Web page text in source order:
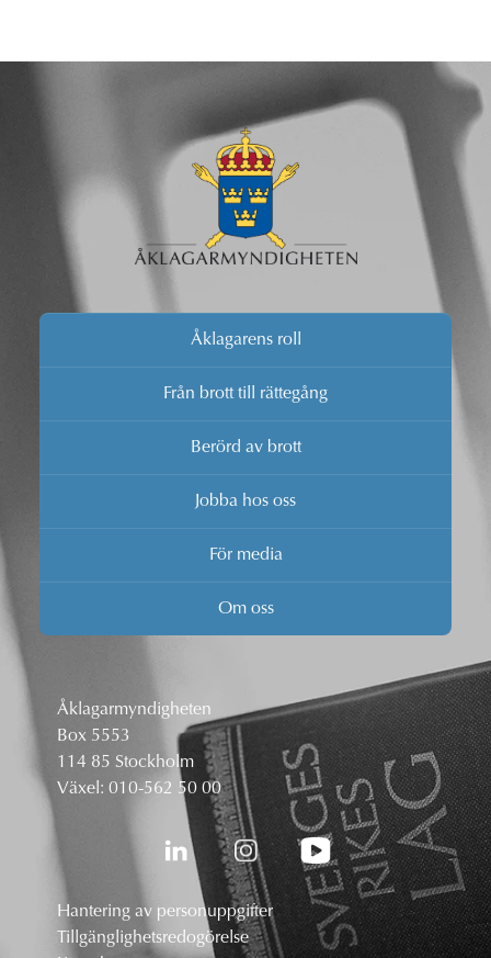
Åklagarens roll
Från brott till rättegång
Berörd av brott
Jobba hos oss
För media
Om oss
Åklagarmyndigheten
Box 5553
114 85 Stockholm
Växel: 010-562 50 00
Hantering av personuppgifter
Tillgänglighetsredogörelse